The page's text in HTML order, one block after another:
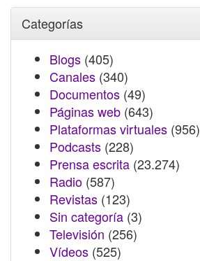
Categorías
Blogs (405)
Canales (340)
Documentos (49)
Páginas web (643)
Plataformas virtuales (956)
Podcasts (228)
Prensa escrita (23.274)
Radio (587)
Revistas (123)
Sin categoría (3)
Televisión (256)
Vídeos (525)